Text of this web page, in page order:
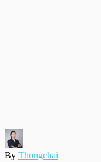
By Thongchai